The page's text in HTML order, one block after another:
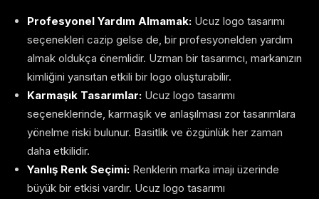
Profesyonel Yardım Almamak: Ucuz logo tasarımı
seçenekleri cazip gelse de, bir profesyonelden yardım
almak oldukça önemlidir. Uzman bir tasarımcı, markanızın
kimliğini yansıtan etkili bir logo oluşturabilir.
Karmaşık Tasarımlar: Ucuz logo tasarımı
seçeneklerinde, karmaşık ve anlaşılması zor tasarımlara
yönelme riski bulunur. Basitlik ve özgünlük her zaman
daha etkilidir.
Yanlış Renk Seçimi: Renklerin marka imajı üzerinde
büyük bir etkisi vardır. Ucuz logo tasarımı